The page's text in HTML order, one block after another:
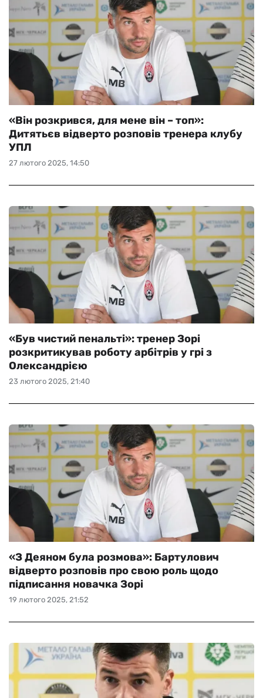
27 лютого 2025, 14:50
«Він розкрився, для мене він – топ»:
Дитятьєв відверто розповів тренера клубу
УПЛ
23 лютого 2025, 21:40
«Був чистий пенальті»: тренер Зорі
розкритикував роботу арбітрів у грі з
Олександрією
19 лютого 2025, 21:52
«З Деяном була розмова»: Бартулович
відверто розповів про свою роль щодо
підписання новачка Зорі